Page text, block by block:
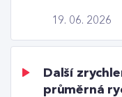
19. 06. 2026
Další
průměrná